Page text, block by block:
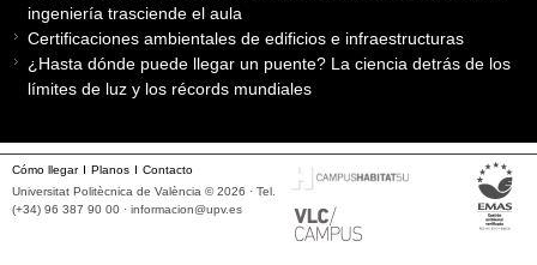
ingeniería trasciende el aula
Certificaciones ambientales de edificios e infraestructuras
¿Hasta dónde puede llegar un puente? La ciencia detrás de los
límites de luz y los récords mundiales
Cómo llegar Planos
Contacto
Universitat Politècnica de València © 2026 · Tel.
(+34) 96 387 90 00 · informacion@upv.es